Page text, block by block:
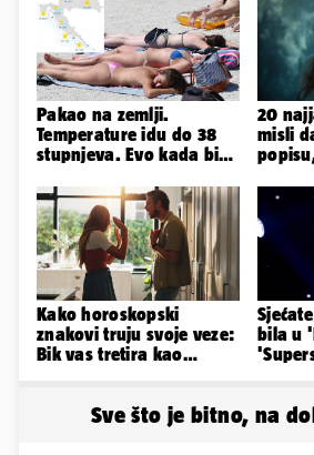
Pakao na zemlji.
Temperature idu do 38
stupnjeva. Evo kada bi
rashladiti
20
misli
Kako horoskopski
znakovi truju svoje veze:
Bik vas tretira kao
bila u
Sve što je bitno, na